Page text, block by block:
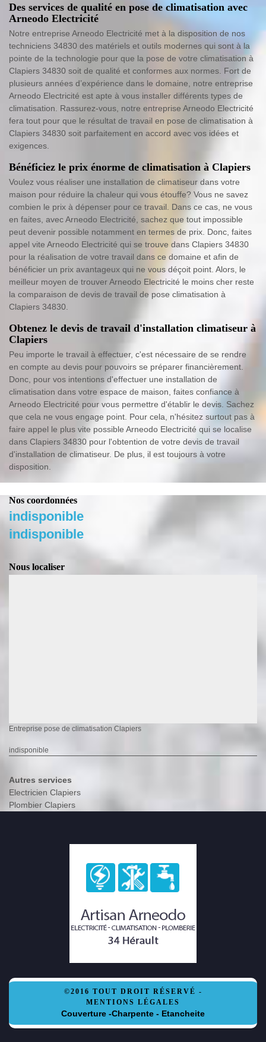
Des services de qualité en pose de climatisation avec
Arneodo Electricité
Notre entreprise Arneodo Electricité met à la disposition de nos
techniciens 34830 des matériels et outils modernes qui sont à la
pointe de la technologie pour que la pose de votre climatisation à
Clapiers 34830 soit de qualité et conformes aux normes. Fort de
plusieurs années d’expérience dans le domaine, notre entreprise
Arneodo Electricité est apte à vous installer différents types de
climatisation. Rassurez-vous, notre entreprise Arneodo Electricité
fera tout pour que le résultat de travail en pose de climatisation à
Clapiers 34830 soit parfaitement en accord avec vos idées et
exigences.
Bénéficiez le prix énorme de climatisation à Clapiers
Voulez vous réaliser une installation de climatiseur dans votre
maison pour réduire la chaleur qui vous étouffe? Vous ne savez
combien le prix à dépenser pour ce travail. Dans ce cas, ne vous
en faites, avec Arneodo Electricité, sachez que tout impossible
peut devenir possible notamment en termes de prix. Donc, faites
appel vite Arneodo Electricité qui se trouve dans Clapiers 34830
pour la réalisation de votre travail dans ce domaine et afin de
bénéficier un prix avantageux qui ne vous déçoit point. Alors, le
meilleur moyen de trouver Arneodo Electricité le moins cher reste
la comparaison de devis de travail de pose climatisation à
Clapiers 34830.
Obtenez le devis de travail d'installation climatiseur à
Clapiers
Peu importe le travail à effectuer, c'est nécessaire de se rendre
en compte au devis pour pouvoirs se préparer financièrement.
Donc, pour vos intentions d'effectuer une installation de
climatisation dans votre espace de maison, faites confiance à
Arneodo Electricité pour vous permettre d'établir le devis. Sachez
que cela ne vous engage point. Pour cela, n'hésitez surtout pas à
faire appel le plus vite possible Arneodo Electricité qui se localise
dans Clapiers 34830 pour l'obtention de votre devis de travail
d'installation de climatiseur. De plus, il est toujours à votre
disposition.
Nos coordonnées
indisponible
indisponible
Nous localiser
Entreprise pose de climatisation Clapiers
indisponible
Autres services
Electricien Clapiers
Plombier Clapiers
©2016 TOUT DROIT RÉSERVÉ -
MENTIONS LÉGALES
Couverture -Charpente - Etancheite